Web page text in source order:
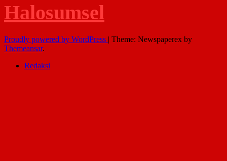
Halosumsel
Proudly powered by WordPress | Theme: Newspaperex by
Themeansar.
Redaksi